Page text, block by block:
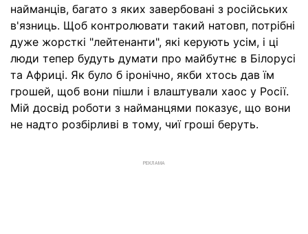
найманців, багато з яких завербовані з російських
в'язниць. Щоб контролювати такий натовп, потрібні
дуже жорсткі "лейтенанти", які керують усім, і ці
люди тепер будуть думати про майбутнє в Білорусі
та Африці. Як було б іронічно, якби хтось дав їм
грошей, щоб вони пішли і влаштували хаос у Росії.
Мій досвід роботи з найманцями показує, що вони
не надто розбірливі в тому, чиї гроші беруть.
РЕКЛАМА